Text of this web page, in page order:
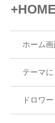
ホーム
テーマに
ドロワ